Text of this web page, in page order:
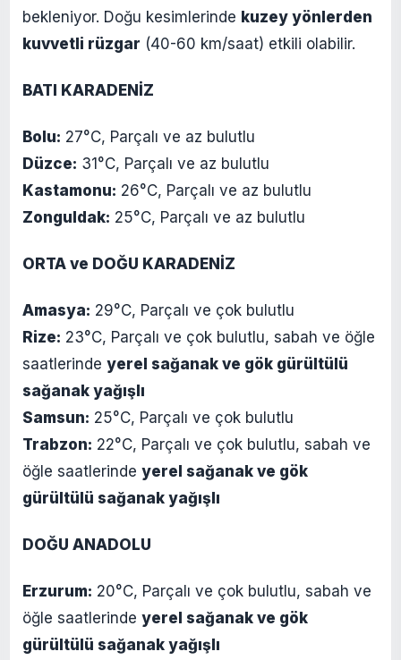
bekleniyor. Doğu kesimlerinde kuzey yönlerden
kuvvetli rüzgar (40-60 km/saat) etkili olabilir.
BATI KARADENİZ
Bolu: 27°C, Parçalı ve az bulutlu
Düzce: 31°C, Parçalı ve az bulutlu
Kastamonu: 26°C, Parçalı ve az bulutlu
Zonguldak: 25°C, Parçalı ve az bulutlu
ORTA ve DOĞU KARADENİZ
Amasya: 29°C, Parçalı ve çok bulutlu
Rize: 23°C, Parçalı ve çok bulutlu, sabah ve öğle
saatlerinde yerel sağanak ve gök gürültülü
sağanak yağışlı
Samsun: 25°C, Parçalı ve çok bulutlu
Trabzon: 22°C, Parçalı ve çok bulutlu, sabah ve
öğle saatlerinde yerel sağanak ve gök
gürültülü sağanak yağışlı
DOĞU ANADOLU
Erzurum: 20°C, Parçalı ve çok bulutlu, sabah ve
öğle saatlerinde yerel sağanak ve gök
gürültülü sağanak yağışlı